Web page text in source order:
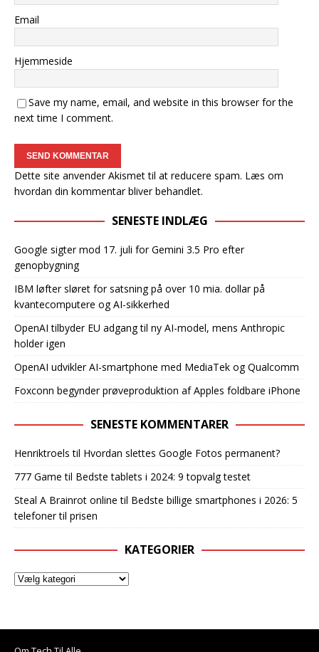
Email
Hjemmeside
Save my name, email, and website in this browser for the
next time I comment.
Dette site anvender Akismet til at reducere spam. Læs om
hvordan din kommentar bliver behandlet.
SENESTE INDLÆG
Google sigter mod 17. juli for Gemini 3.5 Pro efter
genopbygning
IBM løfter sløret for satsning på over 10 mia. dollar på
kvantecomputere og AI-sikkerhed
OpenAI tilbyder EU adgang til ny AI-model, mens Anthropic
holder igen
OpenAI udvikler AI-smartphone med MediaTek og Qualcomm
Foxconn begynder prøveproduktion af Apples foldbare iPhone
SENESTE KOMMENTARER
Henriktroels til Hvordan slettes Google Fotos permanent?
777 Game til Bedste tablets i 2024: 9 topvalg testet
Steal A Brainrot online til Bedste billige smartphones i 2026: 5
telefoner til prisen
KATEGORIER